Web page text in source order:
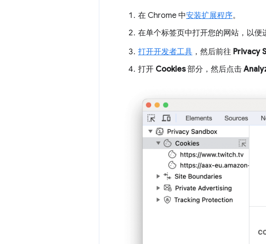
在 Chrome 中安装扩展程序。
在单个标签页中打开您的网站，以便
打开开发者工具 ，然后前往 Privacy
打开 Cookies部分，然后点击